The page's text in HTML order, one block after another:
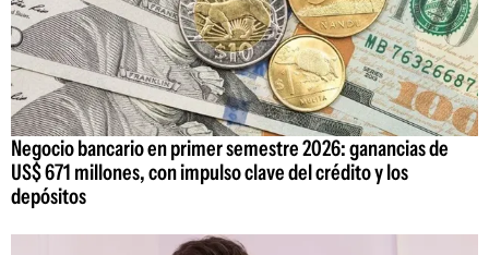
Negocio bancario en primer semestre 2026: ganancias de
US$ 671 millones, con impulso clave del crédito y los
depósitos